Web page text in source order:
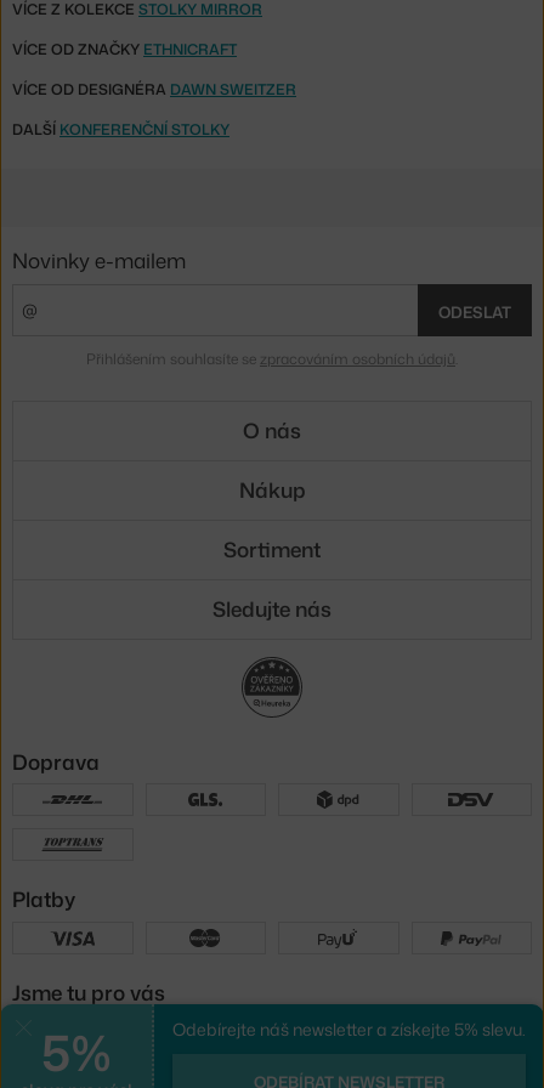
VÍCE Z KOLEKCE STOLKY MIRROR
VÍCE OD ZNAČKY ETHNICRAFT
VÍCE OD DESIGNÉRA DAWN SWEITZER
DALŠÍ KONFERENČNÍ STOLKY
5% Odebírejte náš newsletter a získejte 5% slevu.
ODEBÍRAT NEWSLETTER
Novinky e-mailem
ODESLAT
Přihlášením souhlasíte se zpracováním osobních údajů
O nás
Nákup
Sortiment
Sledujte nás
Doprava
Platby
Jsme tu pro vás
e-shop na míruod